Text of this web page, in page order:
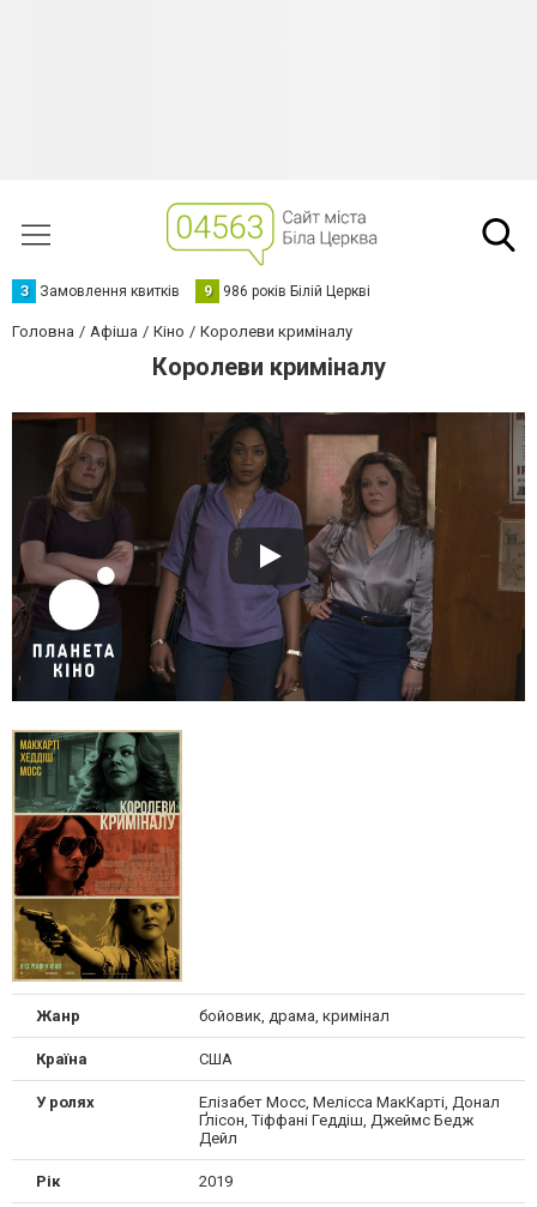
З Замовлення квитків 9 986 років Білій Церкві
Головна Афіша Кіно Королеви криміналу
Королеви криміналу
Жанр бойовик, драма, кримінал
Країна США
У ролях
Елізабет Мосс, Мелісса МакКарті, Донал
Ґлісон, Тіффані Геддіш, Джеймс Бедж
Дейл
Рік 2019